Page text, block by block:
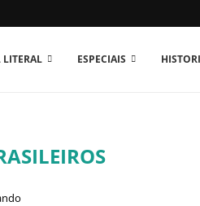
LITERAL ESPECIAIS